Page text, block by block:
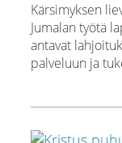
Kärsimyksen
Jumalan työtä
antavat
palveluun ja